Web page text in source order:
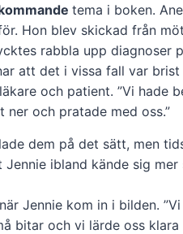
tema i boken.
Hon blev skickad från
rabbla upp diagnoser
att det i vissa fall var brist
och patient. ”Vi hade
och pratade med oss.”
dem på det sätt, men
ibland kände sig mer
Jennie kom in i bilden.
bitar och vi lärde oss klara